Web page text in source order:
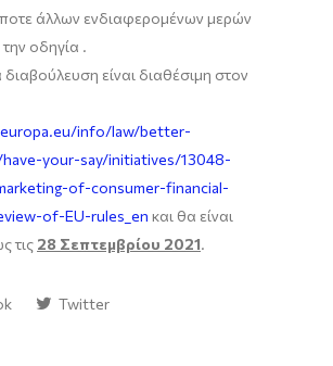
άλλων ενδιαφερομένων μερών
την οδηγία .
είναι διαθέσιμη στον
info/law/better-
your-say/initiatives/13048-
of-consumer-financial-
of-EU-rules_en και θα είναι
τις 28 Σεπτεμβρίου 2021.
Twitter